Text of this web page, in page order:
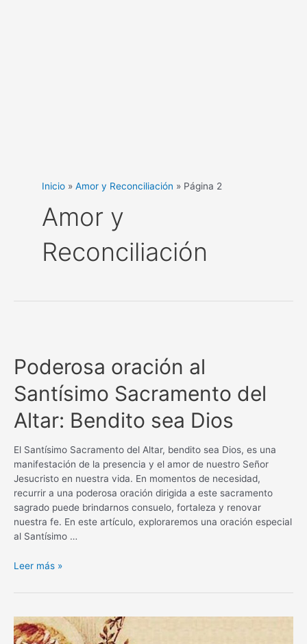
Inicio Amor y Reconciliación Página 2
Amor y
Reconciliación
Poderosa oración al
Santísimo Sacramento del
Altar: Bendito sea Dios
El Santísimo Sacramento del Altar, bendito sea Dios, es una
manifestación de la presencia y el amor de nuestro Señor
Jesucristo en nuestra vida. En momentos de necesidad,
recurrir a una poderosa oración dirigida a este sacramento
sagrado puede brindarnos consuelo, fortaleza y renovar
nuestra fe. En este artículo, exploraremos una oración especial
al Santísimo …
Poderosa
al
Sacramento
del
Leer más »